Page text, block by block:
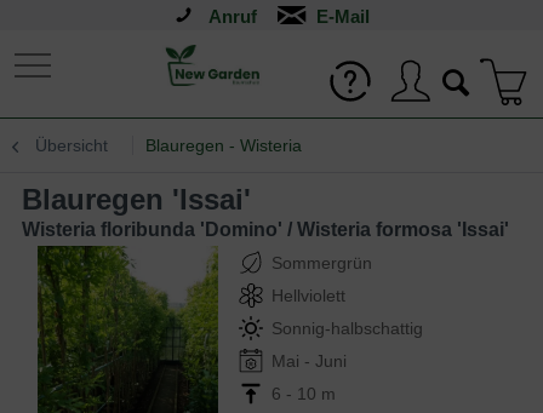
Anruf
Übersicht Blauregen - Wisteria
Blauregen 'Issai'
Wisteria floribunda 'Domino' / Wisteria formosa 'Issai'
Sommergrün
Hellviolett
Sonnig-halbschattig
Mai - Juni
6 - 10 m